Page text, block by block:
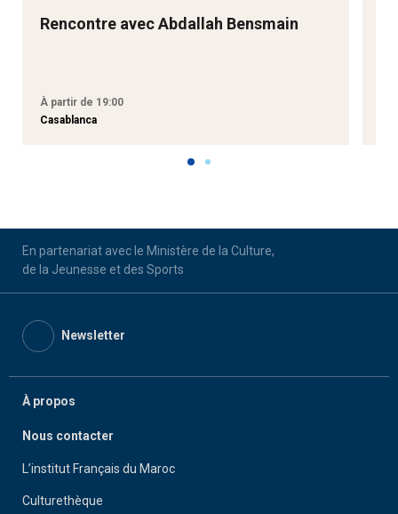
Rencontre avec Abdallah Bensmain
À partir de 19:00
Casablanca
En partenariat avec le Ministère de la Culture,
de la Jeunesse et des Sports
Newsletter
À propos
Nous contacter
L’institut Français du Maroc
Culturethèque